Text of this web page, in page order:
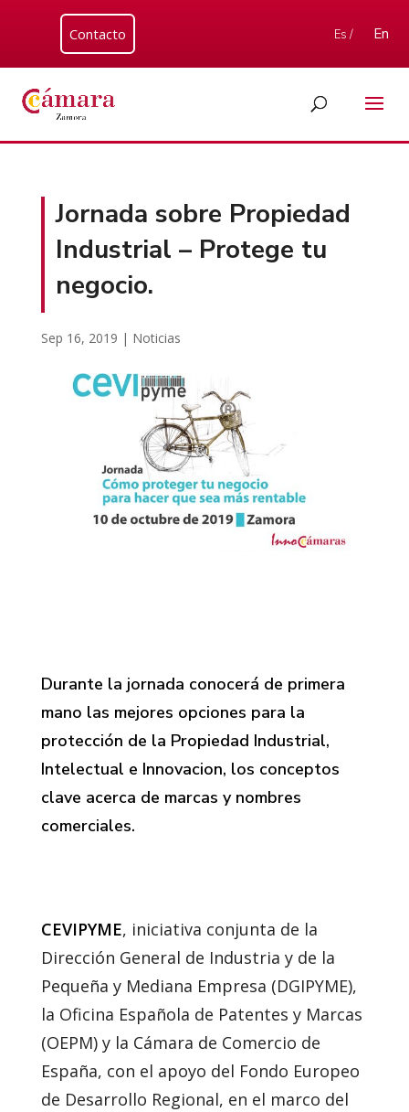
Contacto Es / En
Jornada sobre Propiedad
Industrial – Protege tu
negocio.
Sep 16, 2019 | Noticias
Durante la jornada conocerá de primera
mano las mejores opciones para la
protección de la Propiedad Industrial,
Intelectual e Innovacion, los conceptos
clave acerca de marcas y nombres
comerciales.
CEVIPYME, iniciativa conjunta de la
Dirección General de Industria y de la
Pequeña y Mediana Empresa (DGIPYME),
la Oficina Española de Patentes y Marcas
(OEPM) y la Cámara de Comercio de
España, con el apoyo del Fondo Europeo
de Desarrollo Regional, en el marco del